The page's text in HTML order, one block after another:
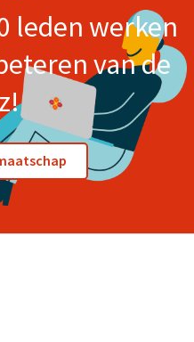
leden werken
van de